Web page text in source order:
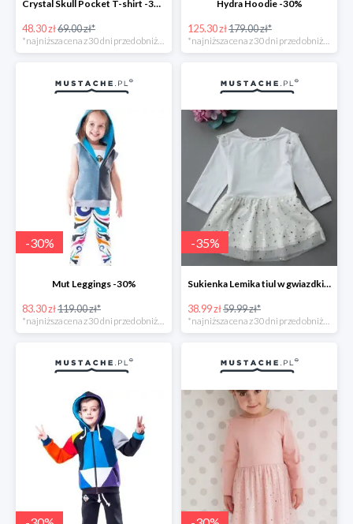
Crystal Skull Pocket T-shirt -30%
48.30 zł69.00 zł*
*najniższa cena z 30 dni przed obniżką
Hydra Hoodie -30%
125.30 zł179.00 zł*
*najniższa cena z 30 dni przed obniżką
-30%
Mut Leggings -30%
83.30 zł119.00 zł*
-35%
Sukienka Lemika tiul w gwiazdki -33%
38.99 zł59.99 zł*